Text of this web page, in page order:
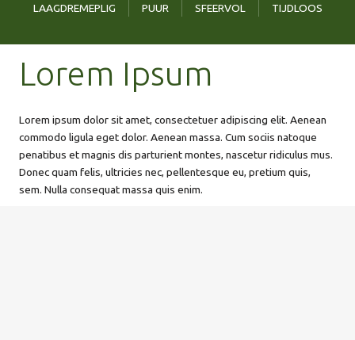
LAAGDREMEPLIG
PUUR SFEERVOL TIJDLOOS
Lorem Ipsum
Lorem ipsum dolor sit amet, consectetuer adipiscing elit. Aenean
commodo ligula eget dolor. Aenean massa. Cum sociis natoque
penatibus et magnis dis parturient montes, nascetur ridiculus mus.
Donec quam felis, ultricies nec, pellentesque eu, pretium quis,
sem. Nulla consequat massa quis enim.